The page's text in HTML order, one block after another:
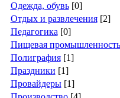
Одежда, обувь[0]
Отдых и развлечения[2]
Педагогика [0]
Пищевая промышленность
Полиграфия[1]
Праздники [1]
Провайдеры[1]